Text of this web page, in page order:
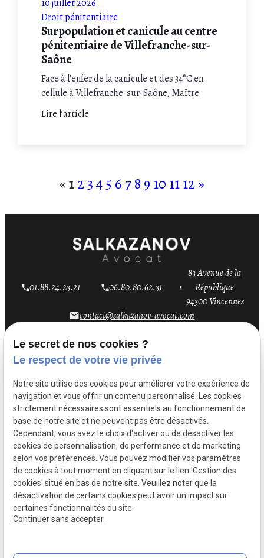
10 juillet 2026
Droit pénitentiaire
Surpopulation et canicule au centre
pénitentiaire de Villefranche-sur-
Saône
Face à l'enfer de la canicule et des 34°C en
cellule à Villefranche-sur-Saône, Maître
Charly Salkazanov, expert en droit
pénitentiaire, actionne les recours d'urgence
Lire l’article
«12345 6 78 9 10 1112»
01.88.24.23.21 06.80.80.62.31
83 Avenue de la
République
94300 Vincennes
emailcontact@salkazanov-avocat.com
Mentions
légales
Politique de
confidentialité
Gestion
des
Plan du
Siret :
Le secret de nos cookies ?
Le respect de votre vie privée
Notre site utilise des cookies pour améliorer votre expérience de
navigation et vous offrir un contenu personnalisé. Les cookies
strictement nécessaires sont essentiels au fonctionnement de
base de notre site et ne peuvent pas être désactivés.
Cependant, vous avez le choix d'activer ou de désactiver les
cookies de personnalisation, de performance et de marketing
selon vos préférences. Vous pouvez modifier vos paramètres
de cookies à tout moment en cliquant sur le lien 'Gestion des
cookies' situé en bas de notre site. Veuillez noter que la
désactivation de certains cookies peut avoir un impact sur
certaines fonctionnalités du site.
Continuer sans accepter